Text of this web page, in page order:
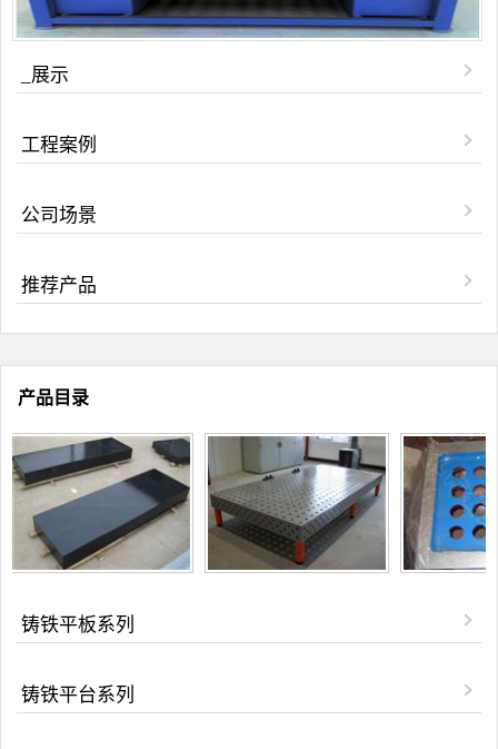
_展示
工程案例
公司场景
推荐产品
产品目录
铸铁平板系列
铸铁平台系列